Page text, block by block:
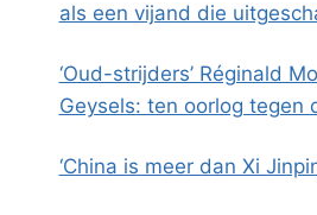
als een vijand die
‘Oud-strijders’ Réginald
Geysels: ten oorlog tegen
‘China is meer dan Xi